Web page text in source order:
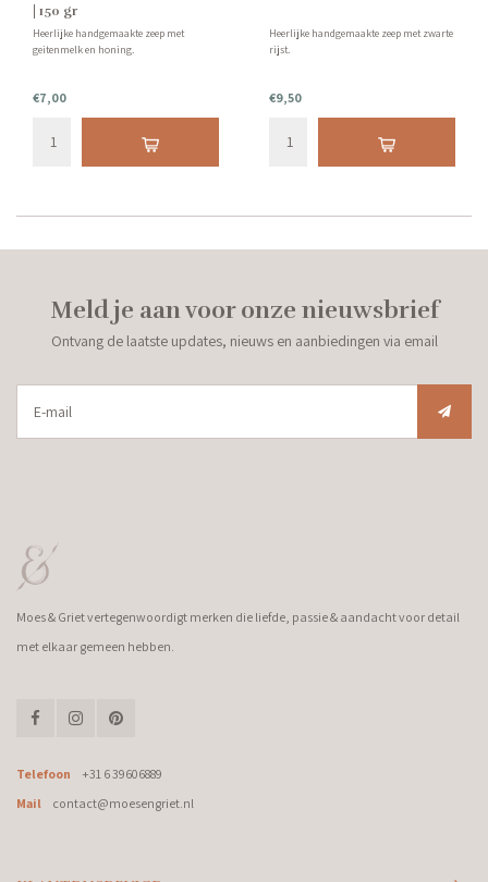
| 150 gr
Heerlijke handgemaakte zeep met
geitenmelk en honing.
€7,00
Heerlijke handgemaakte zeep met zwarte
rijst.
€9,50
Meld je aan voor onze nieuwsbrief
Ontvang de laatste updates, nieuws en aanbiedingen via email
Moes & Griet vertegenwoordigt merken die liefde, passie & aandacht voor detail
met elkaar gemeen hebben.
Telefoon
+31 6 39606889
Mail
contact@moesengriet.nl